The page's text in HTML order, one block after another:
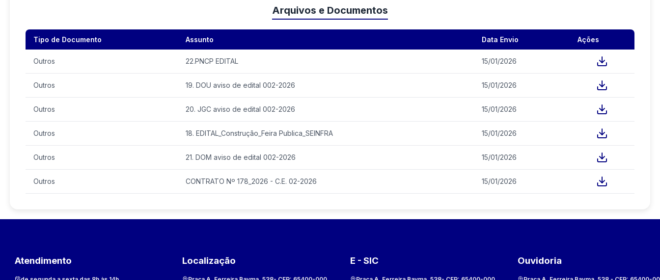
Arquivos e Documentos
Tipo de Documento Assunto Data Envio Ações
Outros 22.PNCP EDITAL 15/01/2026
Outros 19. DOU aviso de edital 002-2026 15/01/2026
Outros 20. JGC aviso de edital 002-2026 15/01/2026
Outros 18. EDITAL_Construção_Feira Publica_SEINFRA 15/01/2026
Outros 21. DOM aviso de edital 002-2026 15/01/2026
Outros CONTRATO Nº 178_2026 - C.E. 02-2026 15/01/2026
Atendimento Localização E - SIC Ouvidoria